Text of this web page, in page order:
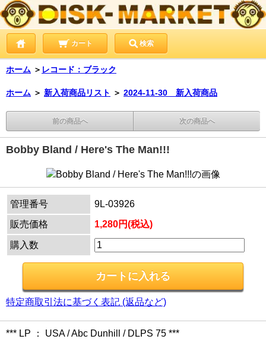
カート 検索
ホーム ＞ レコード：ブラック
ホーム ＞ 新入荷商品リスト ＞ 2024-11-30 新入荷商品
前の商品へ 次の商品へ
Bobby Bland / Here's The Man!!!
管理番号
9L-03926
販売価格
1,280円(税込)
購入数
特定商取引法に基づく表記 (返品など)
*** LP ： USA / Abc Dunhill / DLPS 75 ***